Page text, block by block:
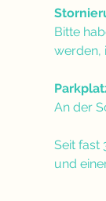
Bitte
werden,
An der
Seit fast
und